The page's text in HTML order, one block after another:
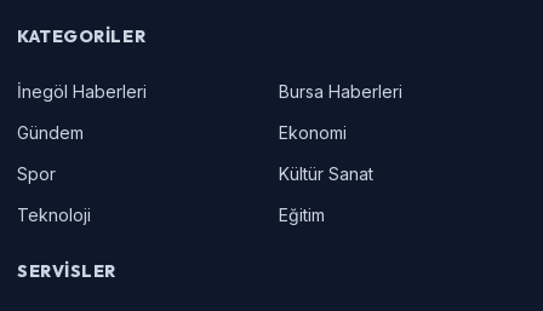
KATEGORILER
İnegöl Haberleri
Bursa Haberleri
Gündem
Ekonomi
Spor
Kültür Sanat
Teknoloji
Eğitim
SERVISLER